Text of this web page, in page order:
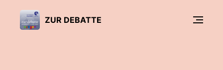
ZUR DEBATTE